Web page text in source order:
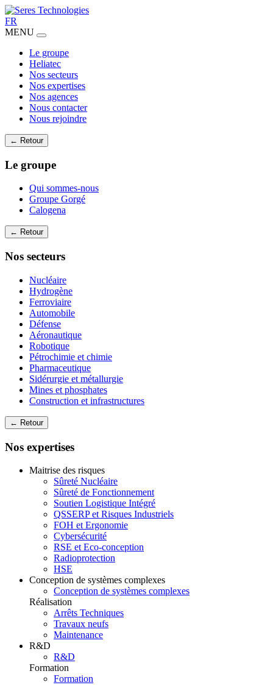
FR
MENU
Le groupe
Heliatec
Nos secteurs
Nos expertises
Nos agences
Nous contacter
Nous rejoindre
← Retour
Le groupe
Qui sommes-nous
Groupe Gorgé
Calogena
← Retour
Nos secteurs
Nucléaire
Hydrogène
Ferroviaire
Automobile
Défense
Aéronautique
Robotique
Pétrochimie et chimie
Pharmaceutique
Sidérurgie et métallurgie
Mines et phosphates
Construction et infrastructures
← Retour
Nos expertises
Maitrise des risques
Sûreté Nucléaire
Sûreté de Fonctionnement
Soutien Logistique Intégré
QSSERP et Risques Industriels
FOH et Ergonomie
Cybersécurité
RSE et Eco-conception
Radioprotection
HSE
Conception de systèmes complexes
Conception de systèmes complexes
Réalisation
Arrêts Techniques
Travaux neufs
Maintenance
R&D
R&D
Formation
Formation